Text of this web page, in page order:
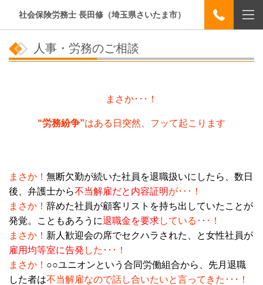
社会保険労務士 長田修（埼玉県さいたま市）
人事・労務のご相談
まさか･･･！
“労務紛争”はある日突然、フッて起こります
まさか！ 無断欠勤が続いた社員を退職扱いにしたら、数日
後、弁護士から不当解雇だと内容証明が･･･！
まさか！ 辞めた社員が顧客リストを持ち出していたことが
発覚。こともあろうに退職金を要求している･･･！
まさか！ 新人歓迎会の席でセクハラされた、と女性社員が
雇用均等室に告発 した･･･！
まさか！ ○○ユニオンという合同労働組合から、先月退職
した者は不当解雇なので話し合いたいと言ってきた･･･！